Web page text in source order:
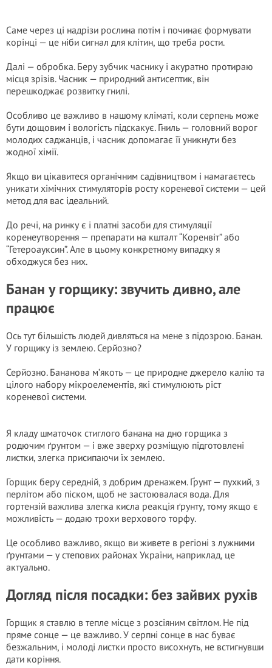
Саме через ці надрізи рослина потім і починає формувати
корінці — це ніби сигнал для клітин, що треба рости.
Далі — обробка. Беру зубчик часнику і акуратно протираю
місця зрізів. Часник — природний антисептик, він
перешкоджає розвитку гнилі.
Особливо це важливо в нашому кліматі, коли серпень може
бути дощовим і вологість підскакує. Гниль — головний ворог
молодих саджанців, і часник допомагає її уникнути без
жодної хімії.
Якщо ви цікавитеся органічним садівництвом і намагаєтесь
уникати хімічних стимуляторів росту кореневої системи — цей
метод для вас ідеальний.
До речі, на ринку є і платні засоби для стимуляції
коренеутворення — препарати на кшталт “Коренвіт” або
“Гетероауксин”. Але в цьому конкретному випадку я
обходжуся без них.
Банан у горщику: звучить дивно, але
працює
Ось тут більшість людей дивляться на мене з підозрою. Банан.
У горщику із землею. Серйозно?
Серйозно. Бананова м’якоть — це природне джерело калію та
цілого набору мікроелементів, які стимулюють ріст
кореневої системи.
Я кладу шматочок стиглого бананa на дно горщика з
родючим ґрунтом — і вже зверху розміщую підготовлені
листки, злегка присипаючи їх землею.
Горщик беру середній, з добрим дренажем. Ґрунт — пухкий, з
перлітом або піском, щоб не застоювалася вода. Для
гортензій важлива злегка кисла реакція ґрунту, тому якщо є
можливість — додаю трохи верхового торфу.
Це особливо важливо, якщо ви живете в регіоні з лужними
ґрунтами — у степових районах України, наприклад, це
актуально.
Догляд після посадки: без зайвих рухів
Горщик я ставлю в тепле місце з розсіяним світлом. Не під
пряме сонце — це важливо. У серпні сонце в нас буває
безжальним, і молоді листки просто висохнуть, не встигнувши
дати коріння.